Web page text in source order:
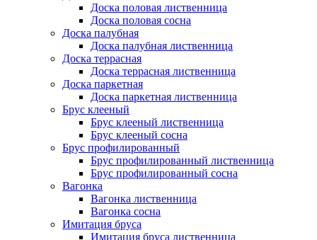
Доска половая лиственница
Доска половая сосна
Доска палубная
Доска палубная лиственница
Доска террасная
Доска террасная лиственница
Доска паркетная
Доска паркетная лиственница
Брус клееный
Брус клееный лиственница
Брус клееный сосна
Брус профилированный
Брус профилированный лиственница
Брус профилированный сосна
Вагонка
Вагонка лиственница
Вагонка сосна
Имитация бруса
Имитация бруса лиственница